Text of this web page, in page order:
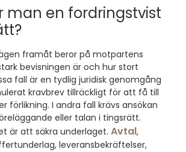
man en fordringstvist
framåt beror på motpartens
bevisningen är och hur stort
fall är en tydlig juridisk genomgång
kravbrev tillräckligt för att få till
förlikning. I andra fall krävs ansökan
eller talan i tingsrätt.
är att säkra underlaget. Avtal,
leveransbekräftelser,